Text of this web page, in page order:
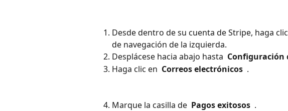
Desde dentro de su cuenta de Stripe, haga
de navegación de la izquierda.
Desplácese hacia abajo hasta Configuración
Haga clic en Correos electrónicos .
Marque la casilla de Pagos exitosos .